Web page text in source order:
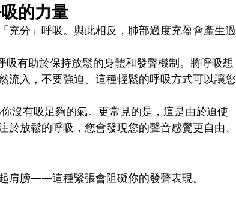
的力量
充分」呼吸。與此相反，肺部過度充盈會產生過
吸有助於保持放鬆的身體和發聲機制。將呼吸想
入，不要強迫。這種輕鬆的呼吸方式可以讓您
沒有吸足夠的氣。更常見的是，這是由於迫使
放鬆的呼吸，您會發現您的聲音感覺更自由、
肩膀——這種緊張會阻礙你的發聲表現。